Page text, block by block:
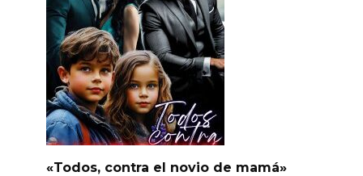
«Todos, contra el novio de mamá»